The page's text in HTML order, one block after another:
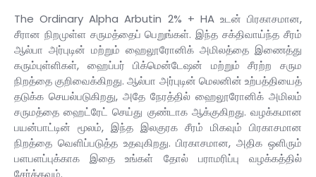
The Ordinary Alpha Arbutin 2% + HA உடன் பிரகாசமான,
சீரான நிறமுள்ள சருமத்தைப் பெறுங்கள். இந்த சக்திவாய்ந்த சீரம்
ஆல்பா அர்புடின் மற்றும் ஹைலூரோனிக் அமிலத்தை இணைத்து
கரும்புள்ளிகள், ஹைப்பர் பிக்மென்டேஷன் மற்றும் சீரற்ற சரும
நிறத்தை குறிவைக்கிறது. ஆல்பா அர்புடின் மெலனின் உற்பத்தியைத்
தடுக்க செயல்படுகிறது, அதே நேரத்தில் ஹைலூரோனிக் அமிலம்
சருமத்தை ஹைட்ரேட் செய்து குண்டாக ஆக்குகிறது. வழக்கமான
பயன்பாட்டின் மூலம், இந்த இலகுரக சீரம் மிகவும் பிரகாசமான
நிறத்தை வெளிப்படுத்த உதவுகிறது. பிரகாசமான, அதிக ஒளிரும்
பளபளப்புக்காக இதை உங்கள் தோல் பராமரிப்பு வழக்கத்தில்
சேர்க்கவும்.